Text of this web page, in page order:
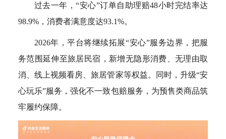
过去一年，“安心”订单自助理赔48小时完结率达
98.9%，消费者满意度达93.1%。
2026年，平台将继续拓展“安心”服务边界，把服
务范围延伸至旅居民宿，新增无隐形消费、无理由取
消、线上视频看房、旅居管家等权益。同时，升级“安
心玩乐”服务，强化不一致包赔服务，为预售类商品筑
牢履约保障。